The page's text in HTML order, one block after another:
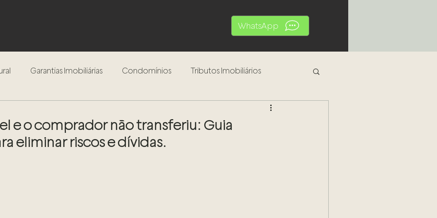
WhatsApp
Garantias Imobiliárias Condomínios Tributos Imobiliários
e Venda de Imóveis Locação de Imóveis
e o comprador não transferiu: Guia
eliminar riscos e dívidas.